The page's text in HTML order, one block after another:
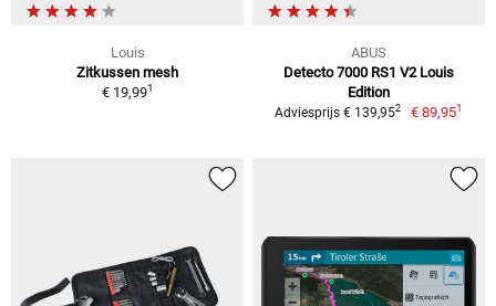
Louis
Zitkussen mesh
€ 19,991
ABUS
Detecto 7000 RS1 V2 Louis
Edition
Adviesprijs € 139,952 € 89,951